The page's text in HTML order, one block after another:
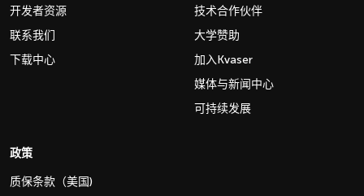
开发者资源
联系我们
下载中心
技术合作伙伴
大学赞助
加入Kvaser
媒体与新闻中心
可持续发展
政策
质保条款（美国)